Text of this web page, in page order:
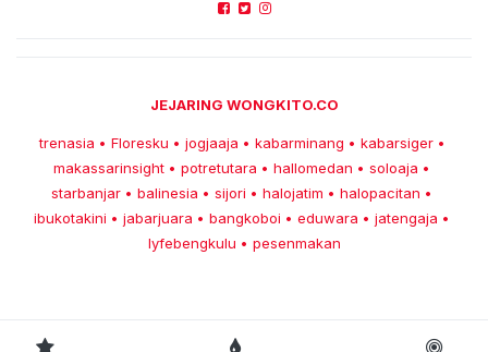
JEJARING WONGKITO.CO
trenasia • Floresku • jogjaaja • kabarminang • kabarsiger •
makassarinsight • potretutara • hallomedan • soloaja •
starbanjar • balinesia • sijori • halojatim • halopacitan •
ibukotakini • jabarjuara • bangkoboi • eduwara • jatengaja •
lyfebengkulu • pesenmakan